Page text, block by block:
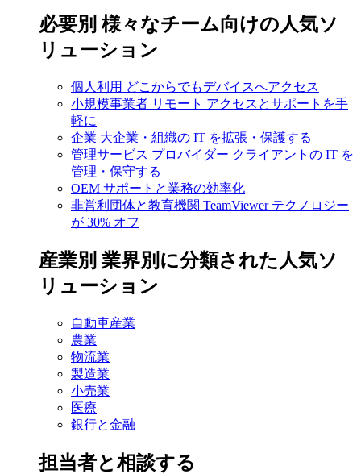
必要別 様々なチーム向けの人気ソ
リューション
個人利用 どこからでもデバイスへアクセス
小規模事業者 リモート アクセスとサポートを手
軽に
企業 大企業・組織の IT を拡張・保護する
管理サービス プロバイダー クライアントの IT を
管理・保守する
OEM サポートと業務の効率化
非営利団体と教育機関 TeamViewer テクノロジー
が 30% オフ
産業別 業界別に分類された人気ソ
リューション
自動車産業
農業
物流業
製造業
小売業
医療
銀行と金融
担当者と相談する